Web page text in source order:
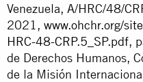
Venezuela, A/HRC/48/
2021, www.ohchr.org/
HRC-48-CRP.5_SP.pdf,
de Derechos Humanos,
de la Misión